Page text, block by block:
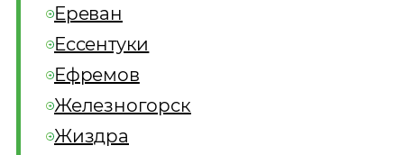
Ереван
Ессентуки
Ефремов
Железногорск
Жиздра